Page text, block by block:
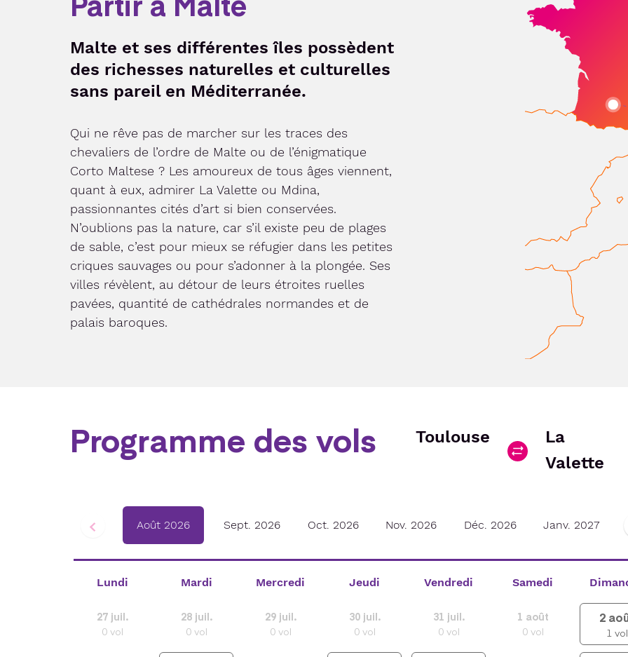
Malte et ses différentes îles possèdent
des richesses naturelles et culturelles
sans pareil en Méditerranée.
Qui ne rêve pas de marcher sur les traces des
chevaliers de l’ordre de Malte ou de l’énigmatique
Corto Maltese ? Les amoureux de tous âges viennent,
quant à eux, admirer La Valette ou Mdina,
passionnantes cités d’art si bien conservées.
N’oublions pas la nature, car s’il existe peu de plages
de sable, c’est pour mieux se réfugier dans les petites
criques sauvages ou pour s’adonner à la plongée. Ses
villes révèlent, au détour de leurs étroites ruelles
pavées, quantité de cathédrales normandes et de
palais baroques.
Programme des vols Toulouse
La
Valette
Août 2026 Sept. 2026 Oct. 2026 Nov. 2026 Déc. 2026 Janv. 2027
Lundi Mardi Mercredi Jeudi Vendredi Samedi
27 juil.
0 vol
28 juil.
0 vol
29 juil.
0 vol
30 juil.
0 vol
31 juil.
0 vol
1 août
0 vol
2
1 vol